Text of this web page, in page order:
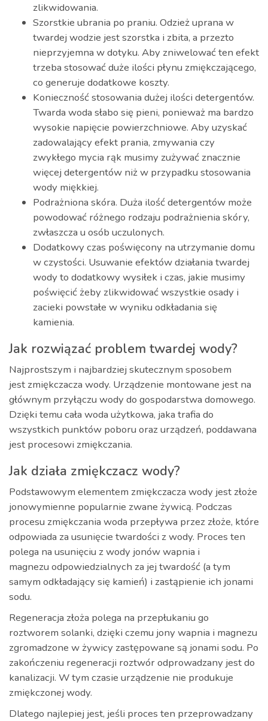
zlikwidowania.
Szorstkie ubrania po praniu. Odzież uprana w
twardej wodzie jest szorstka i zbita, a przezto
nieprzyjemna w dotyku. Aby zniwelować ten efekt
trzeba stosować duże ilości płynu zmiękczającego,
co generuje dodatkowe koszty.
Konieczność stosowania dużej ilości detergentów.
Twarda woda słabo się pieni, ponieważ ma bardzo
wysokie napięcie powierzchniowe. Aby uzyskać
zadowalający efekt prania, zmywania czy
zwykłego mycia rąk musimy zużywać znacznie
więcej detergentów niż w przypadku stosowania
wody miękkiej.
Podrażniona skóra. Duża ilość detergentów może
powodować różnego rodzaju podrażnienia skóry,
zwłaszcza u osób uczulonych.
Dodatkowy czas poświęcony na utrzymanie domu
w czystości. Usuwanie efektów działania twardej
wody to dodatkowy wysiłek i czas, jakie musimy
poświęcić żeby zlikwidować wszystkie osady i
zacieki powstałe w wyniku odkładania się
kamienia.
Jak rozwiązać problem twardej wody?
Najprostszym i najbardziej skutecznym sposobem
jest zmiękczacza wody. Urządzenie montowane jest na
głównym przyłączu wody do gospodarstwa domowego.
Dzięki temu cała woda użytkowa, jaka trafia do
wszystkich punktów poboru oraz urządzeń, poddawana
jest procesowi zmiękczania.
Jak działa zmiękczacz wody?
Podstawowym elementem zmiękczacza wody jest złoże
jonowymienne popularnie zwane żywicą. Podczas
procesu zmiękczania woda przepływa przez złoże, które
odpowiada za usunięcie twardości z wody. Proces ten
polega na usunięciu z wody jonów wapnia i
magnezu odpowiedzialnych za jej twardość (a tym
samym odkładający się kamień) i zastąpienie ich jonami
sodu.
Regeneracja złoża polega na przepłukaniu go
roztworem solanki, dzięki czemu jony wapnia i magnezu
zgromadzone w żywicy zastępowane są jonami sodu. Po
zakończeniu regeneracji roztwór odprowadzany jest do
kanalizacji. W tym czasie urządzenie nie produkuje
zmiękczonej wody.
Dlatego najlepiej jest, jeśli proces ten przeprowadzany